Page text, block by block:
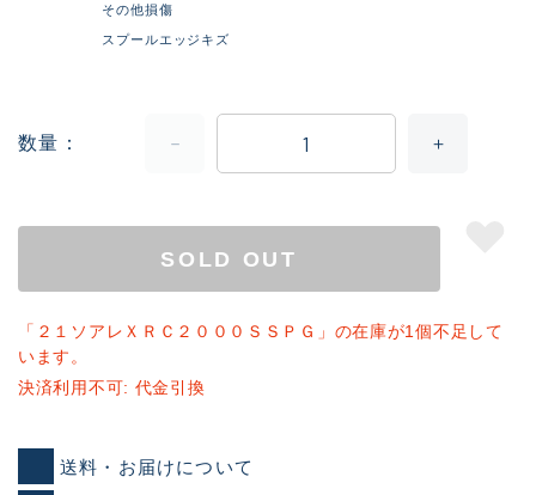
その他損傷
スプールエッジキズ
数量
SOLD OUT
「２１ソアレＸＲＣ２０００ＳＳＰＧ」の在庫が1個不足して
います。
決済利用不可: 代金引換
送料・お届けについて